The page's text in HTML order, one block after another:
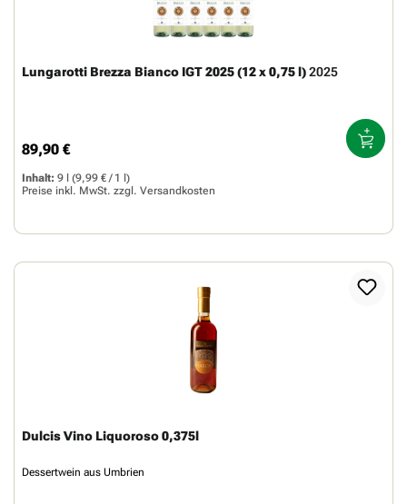
Lungarotti Brezza Bianco IGT 2025 (12 x 0,75 l)2025
Regulärer Preis:
89,90 €
Inhalt: 9 l
(9,99 € / 1 l)
Preise inkl. MwSt. zzgl. Versandkosten
Dulcis Vino Liquoroso 0,375l
Dessertwein aus Umbrien